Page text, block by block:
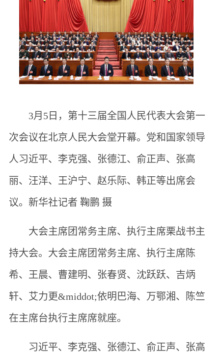
3月5日，第十三届全国人民代表大会第一
次会议在北京人民大会堂开幕。党和国家领导
人习近平、李克强、张德江、俞正声、张高
丽、汪洋、王沪宁、赵乐际、韩正等出席会
议。新华社记者 鞠鹏 摄
大会主席团常务主席、执行主席栗战书主
持大会。大会主席团常务主席、执行主席陈
希、王晨、曹建明、张春贤、沈跃跃、吉炳
轩、艾力更&middot;依明巴海、万鄂湘、陈竺
在主席台执行主席席就座。
习近平、李克强、张德江、俞正声、张高